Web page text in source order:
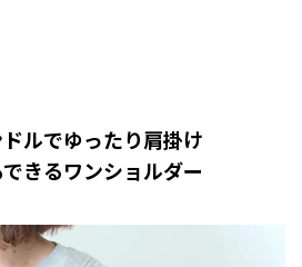
ルでゆったり肩掛け
きるワンショルダー